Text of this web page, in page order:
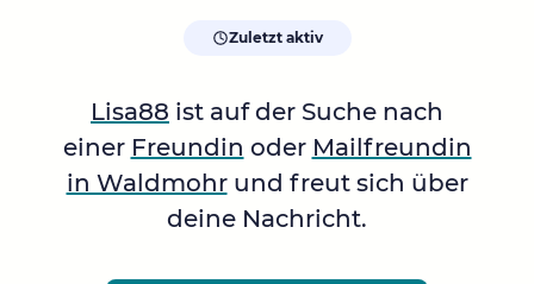
Zuletzt aktiv
Lisa88 ist auf der Suche nach
einer Freundin oder Mailfreundin
in Waldmohrund freut sich über
deine Nachricht.